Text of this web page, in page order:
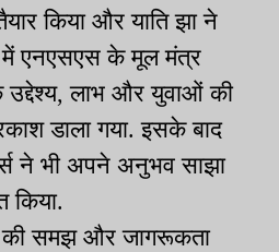
किया और याति झा ने
में एनएसएस के मूल मंत्र
लाभ और युवाओं की
डाला गया. इसके बाद
ने भी अपने अनुभव साझा
किया.
की समझ और जागरूकता